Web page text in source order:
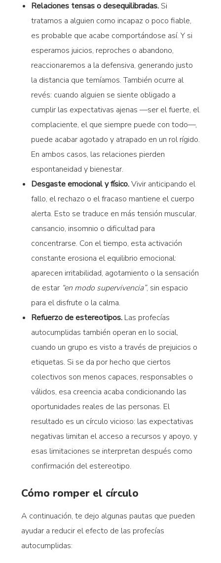
Relaciones tensas o desequilibradas.Si
tratamos a alguien como incapaz o poco fiable,
es probable que acabe comportándose así. Y si
esperamos juicios, reproches o abandono,
reaccionaremos a la defensiva, generando justo
la distancia que temíamos. También ocurre al
revés: cuando alguien se siente obligado a
cumplir las expectativas ajenas —ser el fuerte, el
complaciente, el que siempre puede con todo—,
puede acabar agotado y atrapado en un rol rígido.
En ambos casos, las relaciones pierden
espontaneidad y bienestar.
Desgaste emocional y físico.Vivir anticipando el
fallo, el rechazo o el fracaso mantiene el cuerpo
alerta. Esto se traduce en más tensión muscular,
cansancio, insomnio o dificultad para
concentrarse. Con el tiempo, esta activación
constante erosiona el equilibrio emocional:
aparecen irritabilidad, agotamiento o la sensación
de estar “en modo supervivencia”, sin espacio
para el disfrute o la calma.
Refuerzo de estereotipos.Las profecías
autocumplidas también operan en lo social,
cuando un grupo es visto a través de prejuicios o
etiquetas. Si se da por hecho que ciertos
colectivos son menos capaces, responsables o
válidos, esa creencia acaba condicionando las
oportunidades reales de las personas. El
resultado es un círculo vicioso: las expectativas
negativas limitan el acceso a recursos y apoyo, y
esas limitaciones se interpretan después como
confirmación del estereotipo.
Cómo romper el círculo
A continuación, te dejo algunas pautas que pueden
ayudar a reducir el efecto de las profecías
autocumplidas: